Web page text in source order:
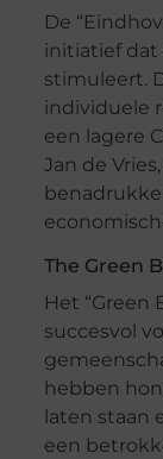
De
initiatief dat
stimuleert.
individuele
een lagere
Jan de
The Green
Het “Green
succesvol
hebben
laten staan
een